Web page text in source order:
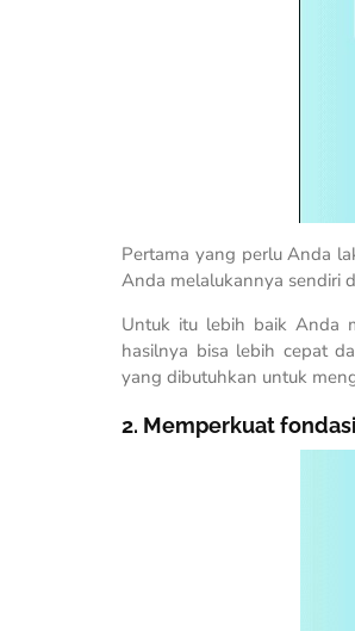
Pertama yang perlu Anda
Anda melalukannya sendiri
Untuk itu lebih baik Anda
hasilnya bisa lebih cepat
yang dibutuhkan untuk
2. Memperkuat fondasi